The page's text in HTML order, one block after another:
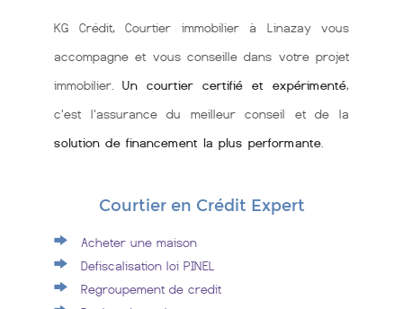
KG Crédit, Courtier immobilier à Linazay vous
accompagne et vous conseille dans votre projet
immobilier. Un courtier certifié et expérimenté,
c'est l'assurance du meilleur conseil et de la
solution de financement la plus performante
Courtier en Crédit Expert
Acheter une maison
Defiscalisation loi PINEL
Regroupement de credit